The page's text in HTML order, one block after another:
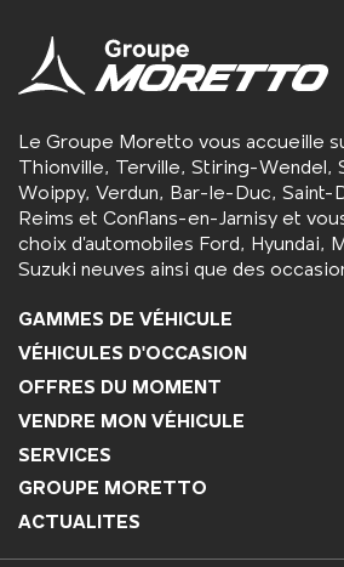
Le Groupe Moretto vous accueille
Thionville, Terville, Stiring-Wendel,
Woippy, Verdun, Bar-le-Duc, Saint-
Reims et Conflans-en-Jarnisy et
choix d’automobiles Ford, Hyundai,
Suzuki neuves ainsi que des
GAMMES DE VÉHICULE
VÉHICULES D'OCCASION
OFFRES DU MOMENT
VENDRE MON VÉHICULE
SERVICES
GROUPE MORETTO
ACTUALITES